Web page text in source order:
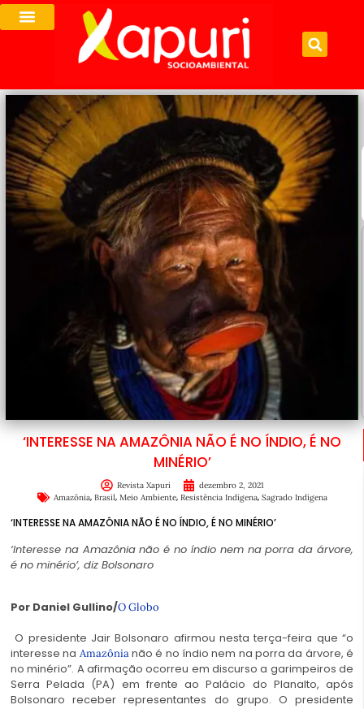
‘INTERESSE NA AMAZÔNIA NÃO É NO ÍNDIO, É NO
MINÉRIO’
Revista Xapuri
dezembro 2, 2021
Amazônia, Brasil, Meio Ambiente, Resistência Indígena, Sagrado Indígena
‘INTERESSE NA AMAZÔNIA NÃO É NO ÍNDIO, É NO MINÉRIO’
‘Interesse na Amazônia não é no índio nem na porra da árvore,
é no minério’, diz Bolsonaro
Por Daniel Gullino/O Globo
O presidente Jair Bolsonaro afirmou nesta terça-feira que “o
interesse na Amazônianão é no índio nem na porra da árvore, é
no minério”. A afirmação ocorreu em discurso a garimpeiros de
Serra Pelada (PA) em frente ao Palácio do Planalto, após
Bolsonaro receber representantes do grupo. O presidente